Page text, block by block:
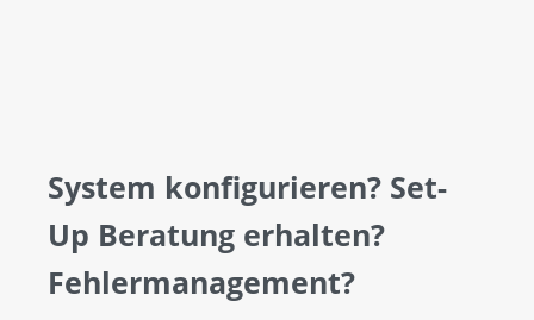
System konfigurieren? Set-
Up Beratung erhalten?
Fehlermanagement?